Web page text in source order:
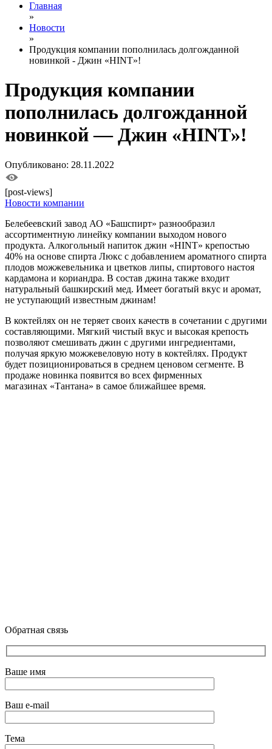
Главная
»
Новости
»
Продукция компании пополнилась долгожданной
новинкой - Джин «HINT»!
Продукция компании
пополнилась долгожданной
новинкой — Джин «HINT»!
Опубликовано: 28.11.2022
[post-views]
Новости компании
Белебеевский завод АО «Башспирт» разнообразил
ассортиментную линейку компании выходом нового
продукта. Алкогольный напиток джин «HINT» крепостью
40% на основе спирта Люкс с добавлением ароматного спирта
плодов можжевельника и цветков липы, спиртового настоя
кардамона и кориандра. В состав джина также входит
натуральный башкирский мед. Имеет богатый вкус и аромат,
не уступающий известным джинам!
В коктейлях он не теряет своих качеств в сочетании с другими
составляющими. Мягкий чистый вкус и высокая крепость
позволяют смешивать джин с другими ингредиентами,
получая яркую можжевеловую ноту в коктейлях. Продукт
будет позиционироваться в среднем ценовом сегменте. В
продаже новинка появится во всех фирменных
магазинах «Тантана» в самое ближайшее время.
Обратная связь
Ваше имя
Ваш e-mail
Тема